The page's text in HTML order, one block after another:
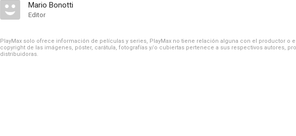
Mario Bonotti
Editor
PlayMax solo ofrece información de películas y series, PlayMax no tiene relación alguna con el productor o
copyright de las imágenes, póster, carátula, fotografías y/o cubiertas pertenece a sus respectivos autores,
distribuidoras.